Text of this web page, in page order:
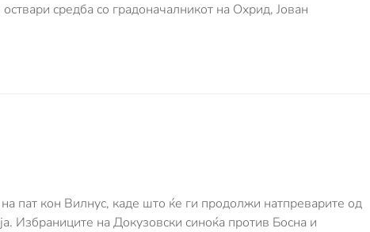
средба со градоначалникот на Охрид, Јован
пат кон Вилнус, каде што ќе ги продолжи натпреварите од
Избраниците на Докузовски синоќа против Босна и